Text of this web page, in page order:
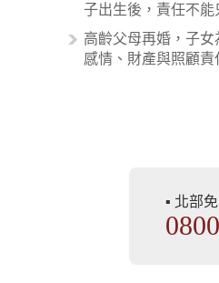
子出生後，責任不
高齡父母再婚，子女
感情、財產與照顧責
▪ 北部